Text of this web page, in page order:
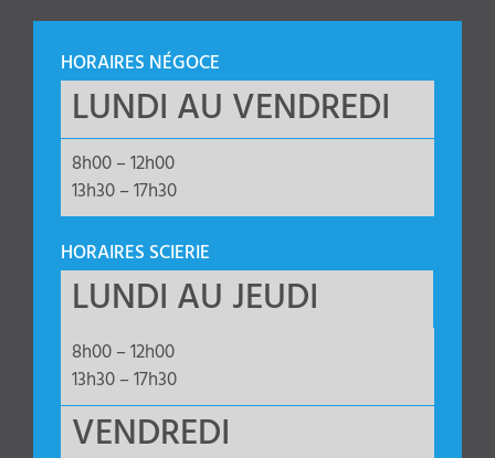
HORAIRES NÉGOCE
LUNDI AU VENDREDI
8h00 – 12h00
13h30 – 17h30
HORAIRES SCIERIE
LUNDI AU JEUDI
8h00 – 12h00
13h30 – 17h30
VENDREDI